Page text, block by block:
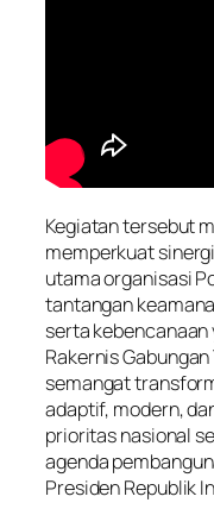
Kegiatan tersebut
memperkuat
utama organisasi
tantangan
serta kebencanaan
Rakernis
semangat
adaptif, modern,
prioritas nasional
agenda
Presiden Republik